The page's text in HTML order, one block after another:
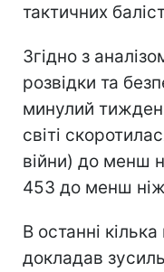
тактичних
Згідно з
розвідки та
минулий
світі
війни) до менш
453 до менш
В останні
докладав